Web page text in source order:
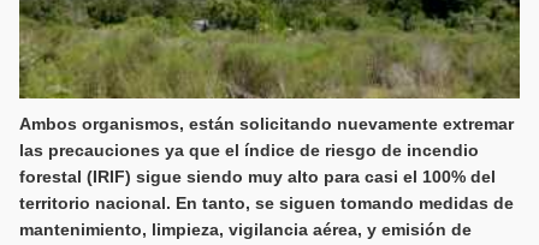
Ambos organismos, están solicitando nuevamente extremar
las precauciones ya que el índice de riesgo de incendio
forestal (IRIF) sigue siendo muy alto para casi el 100% del
territorio nacional. En tanto, se siguen tomando medidas de
mantenimiento, limpieza, vigilancia aérea, y emisión de